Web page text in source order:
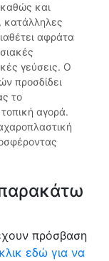
και
κατάλληλες
αφράτα
γεύσεις. Ο
προσδίδει
το
αγορά.
πρόσβαση
εδώ για να